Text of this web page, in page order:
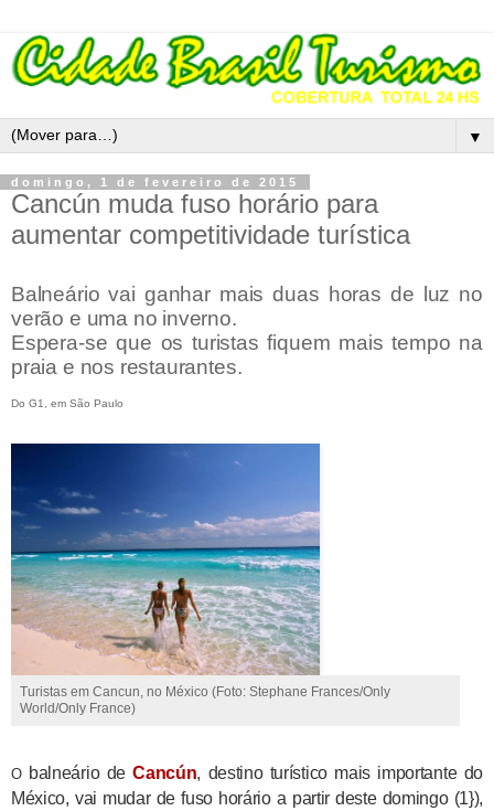
▼
domingo, 1 de fevereiro de 2015
Cancún muda fuso horário para
aumentar competitividade turística
Balneário vai ganhar mais duas horas de luz no
verão e uma no inverno.
Espera-se que os turistas fiquem mais tempo na
praia e nos restaurantes.
Do G1, em São Paulo
Turistas em Cancun, no México (Foto: Stephane Frances/Only
World/Only France)
O balneário deCancún, destino turístico mais importante do
México, vai mudar de fuso horário a partir deste domingo (1}),